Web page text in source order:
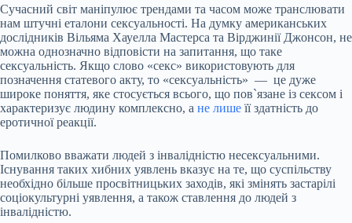
Сучасний світ маніпулює трендами та часом може транслювати
нам штучні еталони сексуальності. На думку американських
дослідників Вільяма Хауелла Мастерса та Вірджинії Джонсон, не
можна однозначно відповісти на запитання, що таке
сексуальність. Якщо слово «секс» використовують для
позначення статевого акту, то «сексуальність» — це дуже
широке поняття, яке стосується всього, що пов`язане із сексом і
характеризує людину комплексно, а не лише її здатність до
еротичної реакції.
Помилково вважати людей з інвалідністю несексуальними.
Існування таких хибних уявлень вказує на те, що суспільству
необхідно більше просвітницьких заходів, які змінять застарілі
соціокультурні уявлення, а також ставлення до людей з
інвалідністю.